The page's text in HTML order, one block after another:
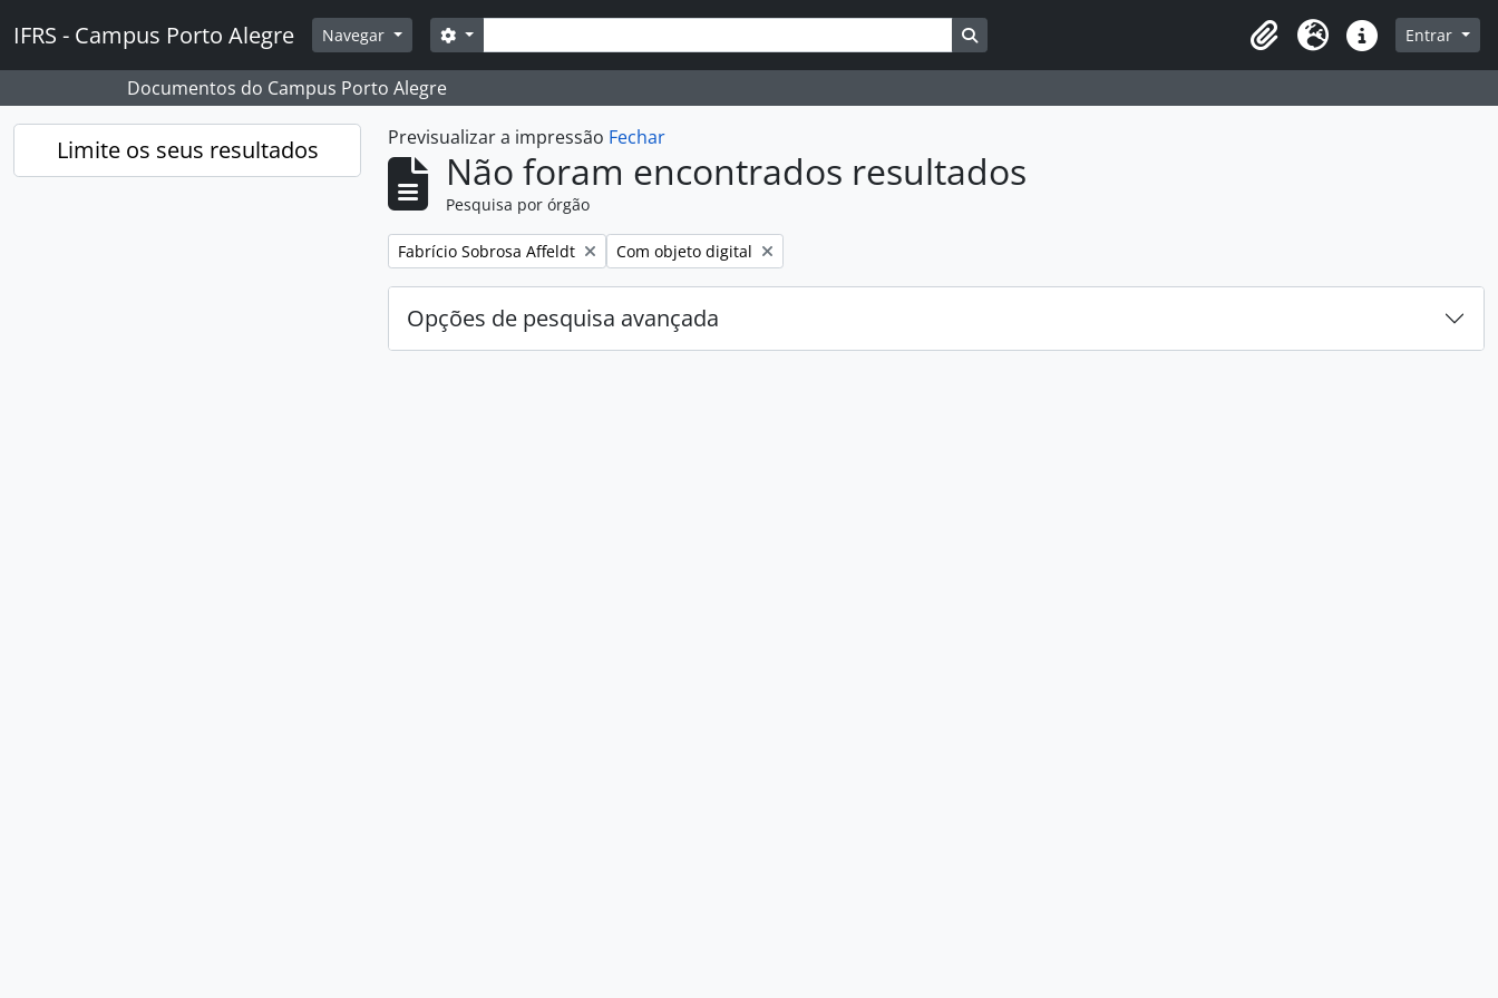
IFRS - Campus Porto Alegre Navegar Pesquisar
Opções de busca Busque na página de navegação
Idioma Ligações rápidas
Entrar
Documentos do Campus Porto Alegre
Limite os seus resultados Previsualizar a impressão Fechar
Não foram encontrados resultados
Pesquisa por órgão
Remover filtro:
Fabrício Sobrosa Affeldt Remover filtro:
Com objeto digital
Opções de pesquisa avançada